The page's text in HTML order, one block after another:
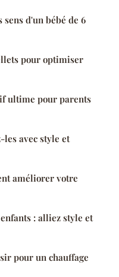
d'un bébé de 6
pour optimiser
ultime pour parents
les avec style et
améliorer votre
: alliez style et
pour un chauffage